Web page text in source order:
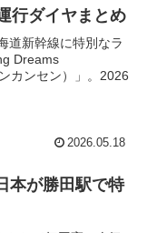
行ダイヤまとめ
道新幹線に特別なラ
Dreams
カンセン）」。2026
2026.05.18
本が勝田駅で特